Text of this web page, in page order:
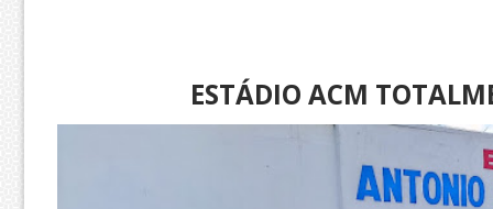
ESTÁDIO ACM